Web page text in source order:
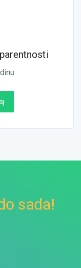
sada!